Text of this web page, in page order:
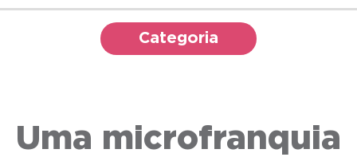
Categoria
Uma microfranquia